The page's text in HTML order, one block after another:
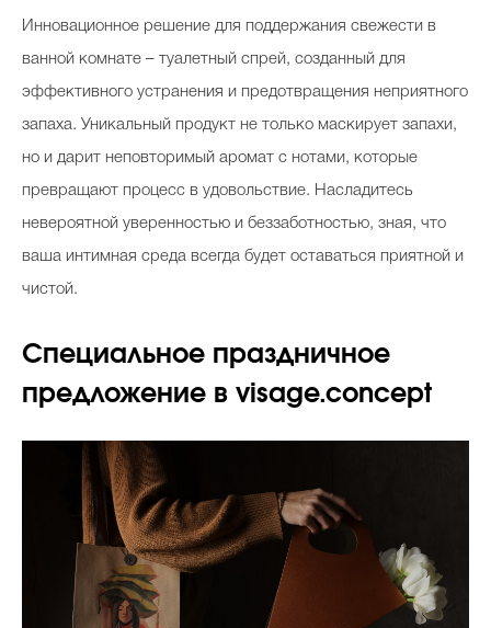
Инновационное решение для поддержания свежести в
ванной комнате – туалетный спрей, созданный для
эффективного устранения и предотвращения неприятного
запаха. Уникальный продукт не только маскирует запахи,
но и дарит неповторимый аромат с нотами, которые
превращают процесс в удовольствие. Насладитесь
невероятной уверенностью и беззаботностью, зная, что
ваша интимная среда всегда будет оставаться приятной и
чистой.
Специальное праздничное
предложение в visage.concept